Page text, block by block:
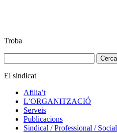
Troba
El sindicat
Afilia’t
L’ORGANITZACIÓ
Serveis
Publicacions
Sindical / Professional / Social